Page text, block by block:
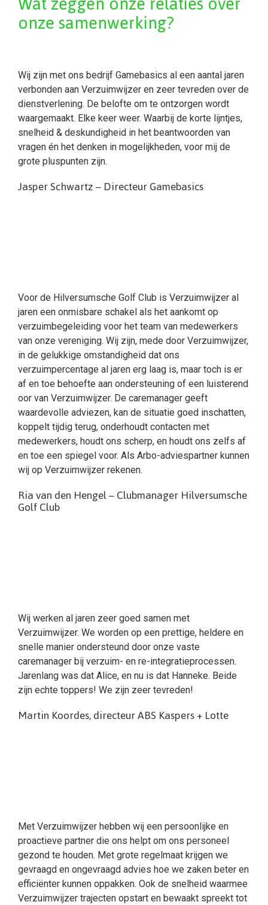
onze samenwerking?
Wij zijn met ons bedrijf Gamebasics al een aantal jaren
verbonden aan Verzuimwijzer en zeer tevreden over de
dienstverlening. De belofte om te ontzorgen wordt
waargemaakt. Elke keer weer. Waarbij de korte lijntjes,
snelheid & deskundigheid in het beantwoorden van
vragen én het denken in mogelijkheden, voor mij de
grote pluspunten zijn.
Jasper Schwartz – Directeur Gamebasics
Voor de Hilversumsche Golf Club is Verzuimwijzer al
jaren een onmisbare schakel als het aankomt op
verzuimbegeleiding voor het team van medewerkers
van onze vereniging. Wij zijn, mede door Verzuimwijzer,
in de gelukkige omstandigheid dat ons
verzuimpercentage al jaren erg laag is, maar toch is er
af en toe behoefte aan ondersteuning of een luisterend
oor van Verzuimwijzer. De caremanager geeft
waardevolle adviezen, kan de situatie goed inschatten,
koppelt tijdig terug, onderhoudt contacten met
medewerkers, houdt ons scherp, en houdt ons zelfs af
en toe een spiegel voor. Als Arbo-adviespartner kunnen
wij op Verzuimwijzer rekenen.
Ria van den Hengel – Clubmanager Hilversumsche
Golf Club
Wij werken al jaren zeer goed samen met
Verzuimwijzer. We worden op een prettige, heldere en
snelle manier ondersteund door onze vaste
caremanager bij verzuim- en re-integratieprocessen.
Jarenlang was dat Alice, en nu is dat Hanneke. Beide
zijn echte toppers! We zijn zeer tevreden!
Martin Koordes, directeur ABS Kaspers + Lotte
Met Verzuimwijzer hebben wij een persoonlijke en
proactieve partner die ons helpt om ons personeel
gezond te houden. Met grote regelmaat krijgen we
gevraagd en ongevraagd advies hoe we zaken beter en
efficiënter kunnen oppakken. Ook de snelheid waarmee
Verzuimwijzer trajecten opstart en bewaakt spreekt tot